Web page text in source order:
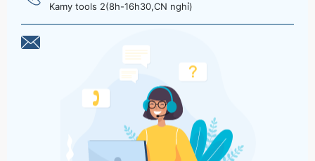
Kamy tools 2(8h-16h30,CN nghỉ)